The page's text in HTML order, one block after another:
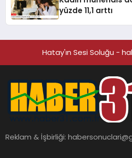
yüzde 11,1 arttı
Hatay'ın Sesi Soluğu -
Reklam & İşbirliği: